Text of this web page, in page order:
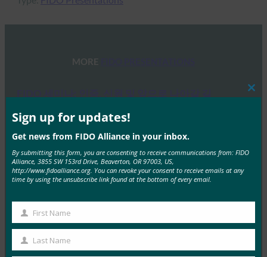
MORE
FIDO Presentations
6월 13, 2025
개요 FIDO 얼라이언스와 호스트 스폰서인 탈레스는 최
근 인증, 신원 및 앞으로 나아갈 길에 대한 하루…
FIDO 얼라이언스 멜버른 세미나 2025
FIDO Presentations
2월 21, 2025
Sign up for updates!
Get news from FIDO Alliance in your inbox.
By submitting this form, you are consenting to receive communications from: FIDO
Alliance, 3855 SW 153rd Drive, Beaverton, OR 97003, US,
http://www.fidoalliance.org. You can revoke your consent to receive emails at any
time by using the unsubscribe link found at the bottom of every email.
First
Name
First Name
Last
Last Name